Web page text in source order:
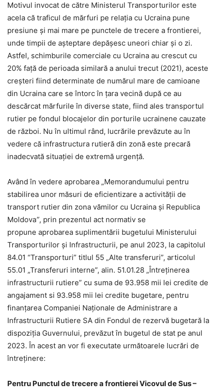
Motivul invocat de către Ministerul Transporturilor este
acela că traficul de mărfuri pe relația cu Ucraina pune
presiune și mai mare pe punctele de trecere a frontierei,
unde timpii de așteptare depășesc uneori chiar și o zi.
Astfel, schimburile comerciale cu Ucraina au crescut cu
20% față de perioada similară a anului trecut (2021), aceste
creșteri fiind determinate de numărul mare de camioane
din Ucraina care se întorc în țara vecină după ce au
descărcat mărfurile în diverse state, fiind ales transportul
rutier pe fondul blocajelor din porturile ucrainene cauzate
de război. Nu în ultimul rând, lucrările prevăzute au în
vedere că infrastructura rutieră din zonă este precară
inadecvată situației de extremă urgență.
Având în vedere aprobarea „Memorandumului pentru
stabilirea unor măsuri de eficientizare a activității de
transport rutier din zona vămilor cu Ucraina și Republica
Moldova”, prin prezentul act normativ se
propune aprobarea suplimentării bugetului Ministerului
Transporturilor și Infrastructurii, pe anul 2023, la capitolul
84.01 “Transporturi” titlul 55 „Alte transferuri”, articolul
55.01 „Transferuri interne”, alin. 51.01.28 „Întreținerea
infrastructurii rutiere” cu suma de 93.958 mii lei credite de
angajament si 93.958 mii lei credite bugetare, pentru
finanțarea Companiei Naționale de Administrare a
Infrastructurii Rutiere SA din Fondul de rezervă bugetară la
dispoziția Guvernului, prevăzut în bugetul de stat pe anul
2023. În acest an vor fi executate următoarele lucrări de
întreținere:
Pentru Punctul de trecere a frontierei Vicovul de Sus –